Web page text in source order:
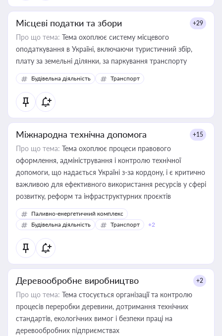
Місцеві податки та збори +29
Про що тема: Тема охоплює систему місцевого
оподаткування в Україні, включаючи туристичний збір,
плату за земельні ділянки, за паркування транспорту
Будівельна діяльність Транспорт
Міжнародна технічна допомога +15
Про що тема: Тема охоплює процеси правового
оформлення, адміністрування і контролю технічної
допомоги, що надається Україні з-за кордону, і є критично
важливою для ефективного використання ресурсів у сфері
розвитку, реформ та інфраструктурних проєктів
Паливно-енергетичний комплекс
Будівельна діяльність
Транспорт +2
Деревообробне виробництво +2
Про що тема: Тема стосується організації та контролю
процесів переробки деревини, дотримання технічних
стандартів, екологічних вимог і безпеки праці на
деревообробних підприємствах